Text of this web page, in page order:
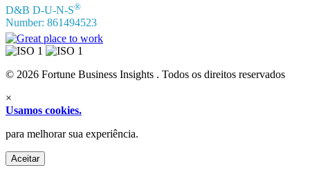
D&B D-U-N-S®
Number: 861494523
© 2026 Fortune Business Insights . Todos os direitos reservados
×
Usamos cookies.
para melhorar sua experiência.
Aceitar